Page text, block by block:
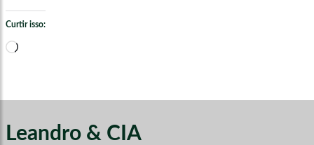
Curtir isso:
Carregando...
Leandro & CIA